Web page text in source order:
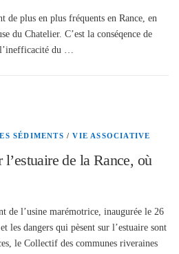
de plus en plus fréquents en Rance, en
du Chatelier. C’est la conséqence de
l’inefficacité du …
SÉDIMENTS /VIE ASSOCIATIVE
l’estuaire de la Rance, où
de l’usine marémotrice, inaugurée le 26
les dangers qui pèsent sur l’estuaire sont
le Collectif des communes riveraines